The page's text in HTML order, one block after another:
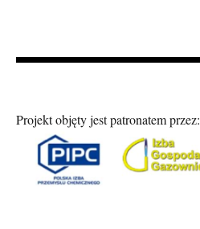
Projekt objęty jest patronatem przez: